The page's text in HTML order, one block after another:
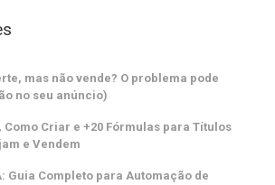
mas não vende? O problema pode
no seu anúncio)
Como Criar e +20 Fórmulas para Títulos
e Vendem
Guia Completo para Automação de